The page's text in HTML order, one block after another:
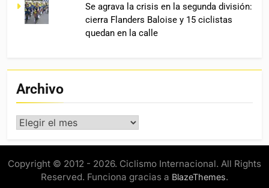
Se agrava la crisis en la segunda división:
cierra Flanders Baloise y 15 ciclistas
quedan en la calle
Archivo
Archivo
Copyright © 2012 - 2026. Ciclismo Internacional. All Rights
Reserved. Funciona gracias a BlazeThemes.